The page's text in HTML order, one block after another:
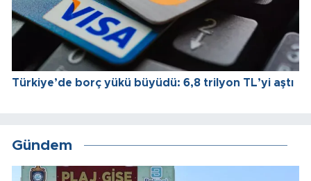
Türkiye’de borç yükü büyüdü: 6,8 trilyon TL’yi aştı
Gündem